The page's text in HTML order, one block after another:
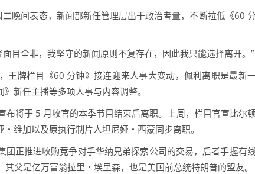
间表态，新闻部新任管理层出于政治考量，不断拉低《60 分
全非，我坚守的新闻原则不复存在，因此我只能选择离开。”
牌栏目《60 分钟》接连迎来人事大变动，佩利离职是最新
新任主播等多项人事与内容调整。
将于 5 月收官的本季节目结束后离职。上周，栏目官宣比尔
维加以及原执行制片人坦尼娅・西蒙同步离职。
正推进收购竞争对手华纳兄弟探索公司的交易，后者手握有
父是亿万富翁拉里・埃里森，也是美国前总统特朗普的盟友。